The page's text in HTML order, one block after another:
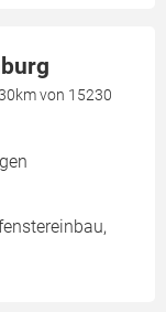
von 15230